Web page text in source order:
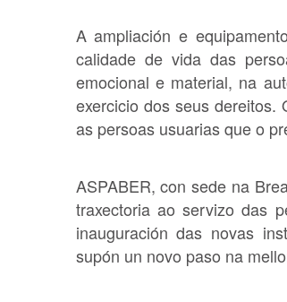
A ampliación e
calidade de vida das
emocional e material, na
exercicio dos seus dereitos.
as persoas usuarias que o
ASPABER, con sede na
traxectoria ao servizo das
inauguración das novas
supón un novo paso na